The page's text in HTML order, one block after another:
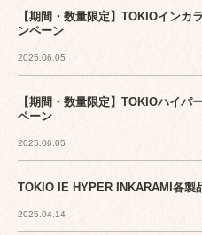
【期間・数量限定】TOKIOインカ
ンペーン
2025.06.05
【期間・数量限定】TOKIOハイパ
ペーン
2025.06.05
TOKIO IE HYPER INKARAMI各製
2025.04.14